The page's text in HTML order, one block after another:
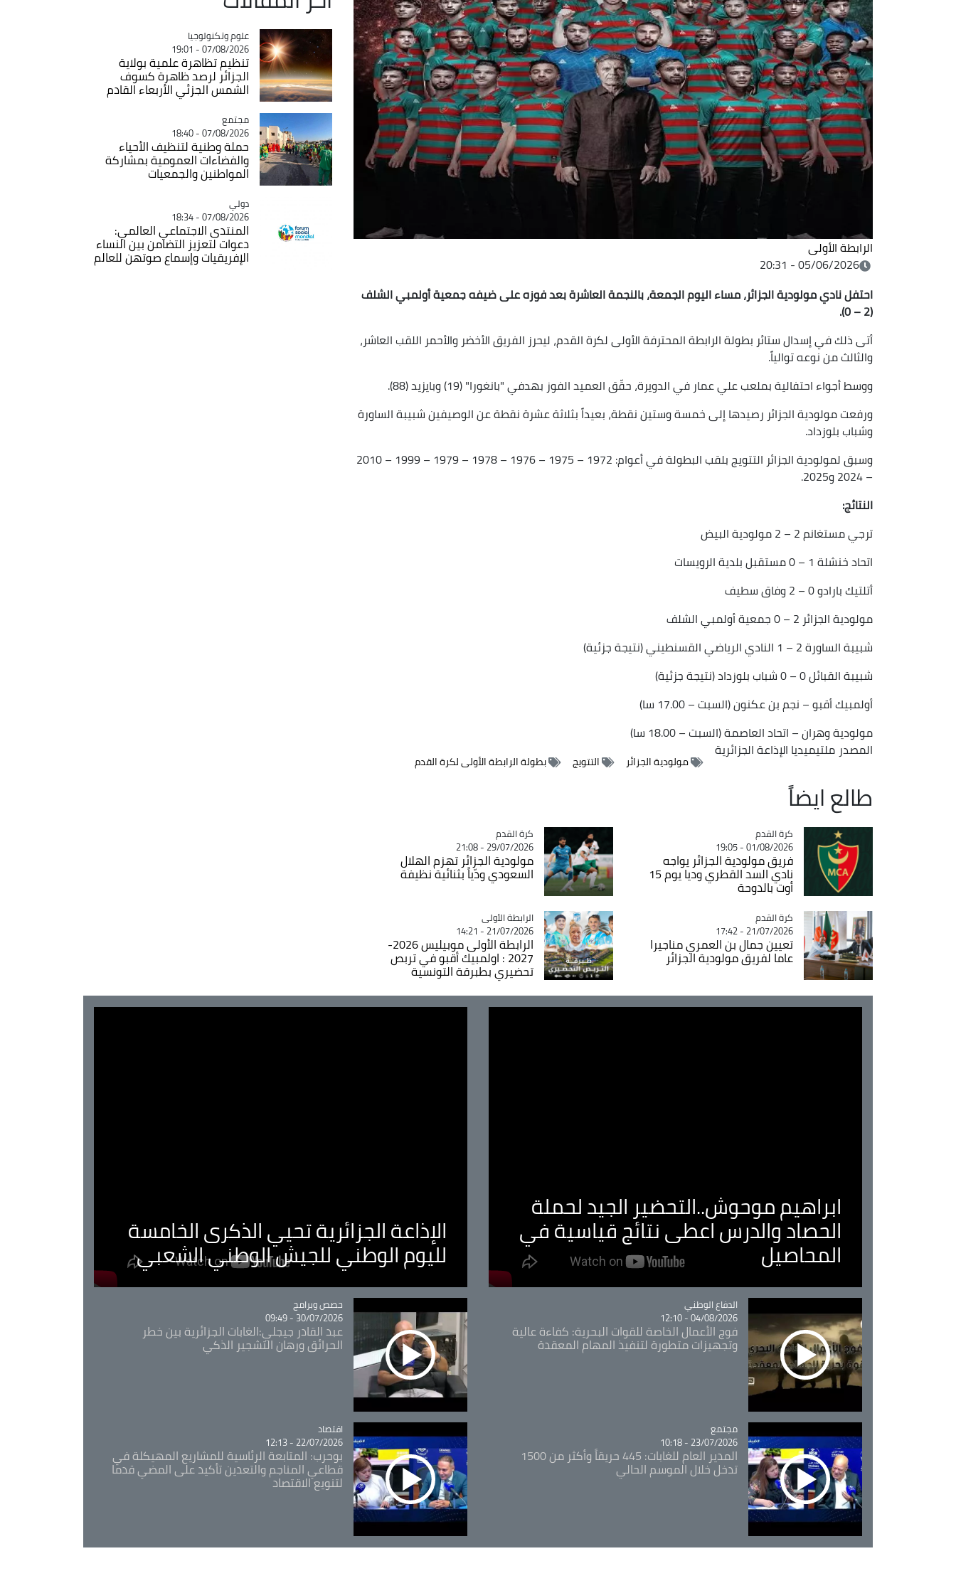
الرابطة الأولى
05/06/2026 - 20:31
احتفل نادي مولودية الجزائر، مساء اليوم الجمعة، بالنجمة العاشرة بعد فوزه على ضيفه جمعية أولمبي الشلف
(2 – 0).
أتى ذلك في إسدال ستائر بطولة الرابطة المحترفة الأولى لكرة القدم، ليحرز الفريق الأخضر والأحمر اللقب العاشر،
والثالث من نوعه توالياً.
ووسط أجواء احتفالية بملعب علي عمار في الدويرة، حقّق العميد الفوز بهدفي "بانغورا" (19) وبايزيد (88).
ورفعت مولودية الجزائر رصيدها إلى خمسة وستين نقطة، بعيداً بثلاثة عشرة نقطة عن الوصيفين شبيبة الساورة
وشباب بلوزداد.
وسبق لمولودية الجزائر التتويج بلقب البطولة في أعوام: 1972 – 1975 – 1976 – 1978 – 1979 – 1999 – 2010
– 2024 و2025.
النتائج:
ترجي مستغانم 2 – 2 مولودية البيض
اتحاد خنشلة 1 – 0 مستقبل بلدية الرويسات
أتلتيك بارادو 0 – 2 وفاق سطيف
مولودية الجزائر 2 – 0 جمعية أولمبي الشلف
شبيبة الساورة 2 – 1 النادي الرياضي القسنطيني (نتيجة جزئية)
شبيبة القبائل 0 – 0 شباب بلوزداد (نتيجة جزئية)
أولمبيك أقبو – نجم بن عكنون (السبت – 17.00 سا)
مولودية وهران – اتحاد العاصمة (السبت – 18.00 سا)
المصدر ملتيميديا الإذاعة الجزائرية
مولودية الجزائر التتويج بطولة الرابطة الأولى لكرة القدم
طالع ايضاً
Catégorie
كرة القدم
01/08/2026 - 19:05
فريق مولودية الجزائر يواجه
نادي السد القطري وديا يوم 15
أوت بالدوحة
Catégorie
كرة القدم
29/07/2026 - 21:08
مولودية الجزائر تهزم الهلال
السعودي ودّياً بثنائية نظيفة
Catégorie
كرة القدم
21/07/2026 - 17:42
تعيين جمال بن العمري مناجيرا
عاما لفريق مولودية الجزائر
Catégorie
الرابطة الأولى
21/07/2026 - 14:21
الرابطة الأولى موبيليس 2026-
2027 : اولمبيك أقبو في تربص
تحضيري بطبرقة التونسية
Catégorie
علوم وتكنولوجيا
07/08/2026 - 19:01
تنظيم تظاهرة علمية بولاية
الجزائر لرصد ظاهرة كسوف
الشمس الجزئي الأربعاء القادم
Catégorie
مجتمع
07/08/2026 - 18:40
حملة وطنية لتنظيف الأحياء
والفضاءات العمومية بمشاركة
المواطنين والجمعيات
Catégorie
دولي
07/08/2026 - 18:34
المنتدى الاجتماعي العالمي:
دعوات لتعزيز التضامن بين النساء
الإفريقيات وإسماع صوتهن للعالم
ابراهيم موحوش..التحضير الجيد لحملة
الحصاد والدرس اعطى نتائج قياسية في
المحاصيل
الإذاعة الجزائرية تحيي الذكرى الخامسة
لليوم الوطني للجيش الوطني الشعبي
Catégorie
الدفاع الوطني
04/08/2026 - 12:10
فوج الأعمال الخاصة للقوات البحرية: كفاءة عالية
وتجهيزات متطورة لتنفيذ المهام المعقدة
Catégorie
حصص وبرامج
30/07/2026 - 09:49
عبد القادر جيجلي:الغابات الجزائرية بين خطر
الحرائق ورهان التشجير الذكي
Catégorie
مجتمع
23/07/2026 - 10:18
المدير العام للغابات: 445 حريقاً وأكثر من 1500
تدخل خلال الموسم الحالي
Catégorie
اقتصاد
22/07/2026 - 12:13
بوحرب: المتابعة الرئاسية للمشاريع المهيكلة في
قطاعي المناجم والتعدين تأكيد على المضي قدما
لتنويع الاقتصاد